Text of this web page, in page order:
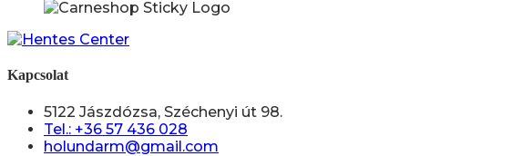
Kapcsolat
5122 Jászdózsa, Széchenyi út 98.
Tel.: +36 57 436 028
holundarm@gmail.com